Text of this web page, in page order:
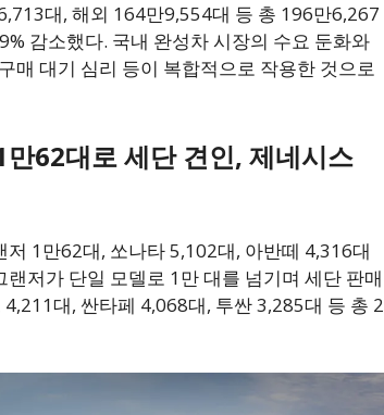
대, 해외 164만9,554대 등 총 196만6,267
감소했다. 국내 완성차 시장의 수요 둔화와
매 대기 심리 등이 복합적으로 작용한 것으로
62대로 세단 견인, 제네시스
1만62대, 쏘나타 5,102대, 아반떼 4,316대
저가 단일 모델로 1만 대를 넘기며 세단 판매
대, 싼타페 4,068대, 투싼 3,285대 등 총 2